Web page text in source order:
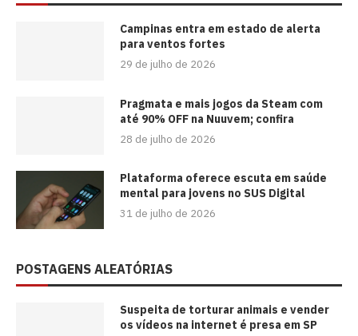
Campinas entra em estado de alerta
para ventos fortes
29 de julho de 2026
Pragmata e mais jogos da Steam com
até 90% OFF na Nuuvem; confira
28 de julho de 2026
Plataforma oferece escuta em saúde
mental para jovens no SUS Digital
31 de julho de 2026
POSTAGENS ALEATÓRIAS
Suspeita de torturar animais e vender
os vídeos na internet é presa em SP